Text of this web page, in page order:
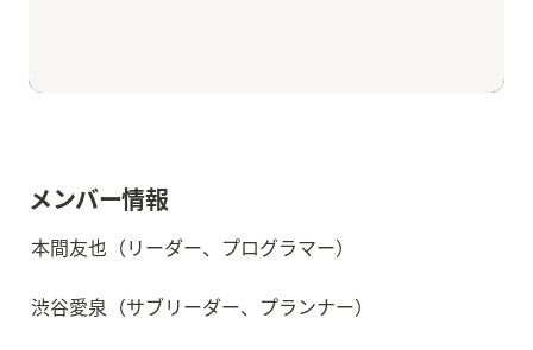
メンバー情報
本間友也（リーダー、プログラマー）
渋谷愛泉（サブリーダー、プランナー）